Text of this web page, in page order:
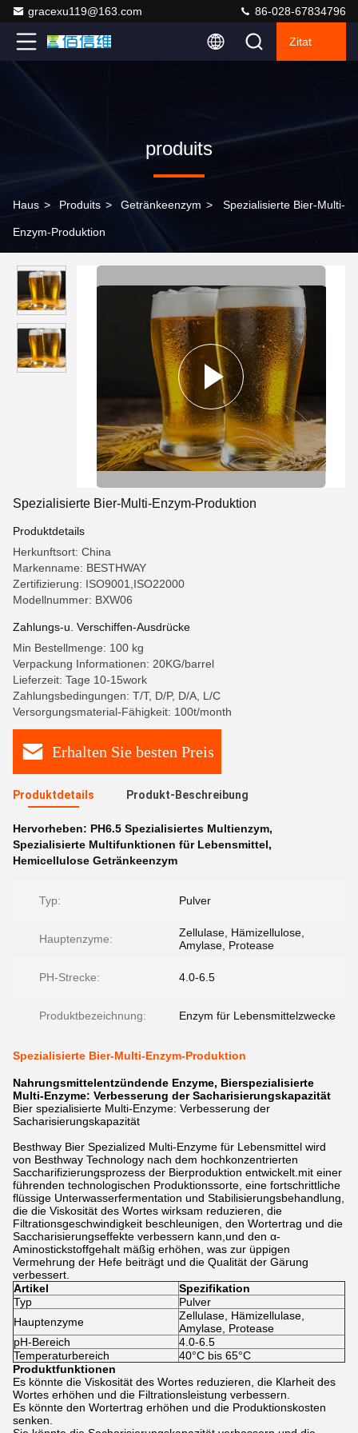
gracexu119@163.com 86-028-67834796
Zitat
produits
Haus > Produits > Getränkeenzym > Spezialisierte Bier-Multi-
Enzym-Produktion
Spezialisierte Bier-Multi-Enzym-Produktion
Produktdetails
Herkunftsort: China
Markenname: BESTHWAY
Zertifizierung: ISO9001,ISO22000
Modellnummer: BXW06
Zahlungs-u. Verschiffen-Ausdrücke
Min Bestellmenge: 100 kg
Verpackung Informationen: 20KG/barrel
Lieferzeit: Tage 10-15work
Zahlungsbedingungen: T/T, D/P, D/A, L/C
Versorgungsmaterial-Fähigkeit: 100t/month
Erhalten Sie besten Preis
Produktdetails Produkt-Beschreibung
Hervorheben: PH6.5 Spezialisiertes Multienzym,
Spezialisierte Multifunktionen für Lebensmittel,
Hemicellulose Getränkeenzym
Typ: Pulver
Hauptenzyme:
Zellulase, Hämizellulose,
Amylase, Protease
PH-Strecke: 4.0-6.5
Produktbezeichnung: Enzym für Lebensmittelzwecke
Spezialisierte Bier-Multi-Enzym-Produktion
Nahrungsmittelentzündende Enzyme, Bierspezialisierte
Multi-Enzyme: Verbesserung der Sacharisierungskapazität
Bier spezialisierte Multi-Enzyme: Verbesserung der
Sacharisierungskapazität
Besthway Bier Spezialized Multi-Enzyme für Lebensmittel wird
von Besthway Technology nach dem hochkonzentrierten
Saccharifizierungsprozess der Bierproduktion entwickelt.mit einer
führenden technologischen Produktionssorte, eine fortschrittliche
flüssige Unterwasserfermentation und Stabilisierungsbehandlung,
die die Viskosität des Wortes wirksam reduzieren, die
Filtrationsgeschwindigkeit beschleunigen, den Wortertrag und die
Saccharisierungseffekte verbessern kann,und den α-
Aminostickstoffgehalt mäßig erhöhen, was zur üppigen
Vermehrung der Hefe beiträgt und die Qualität der Gärung
verbessert.
Artikel
Spezifikation
Typ
Pulver
Hauptenzyme
Zellulase, Hämizellulase,
Amylase, Protease
pH-Bereich
4.0-6.5
Temperaturbereich
40°C bis 65°C
Produktfunktionen
Es könnte die Viskosität des Wortes reduzieren, die Klarheit des
Wortes erhöhen und die Filtrationsleistung verbessern.
Es könnte den Wortertrag erhöhen und die Produktionskosten
senken.